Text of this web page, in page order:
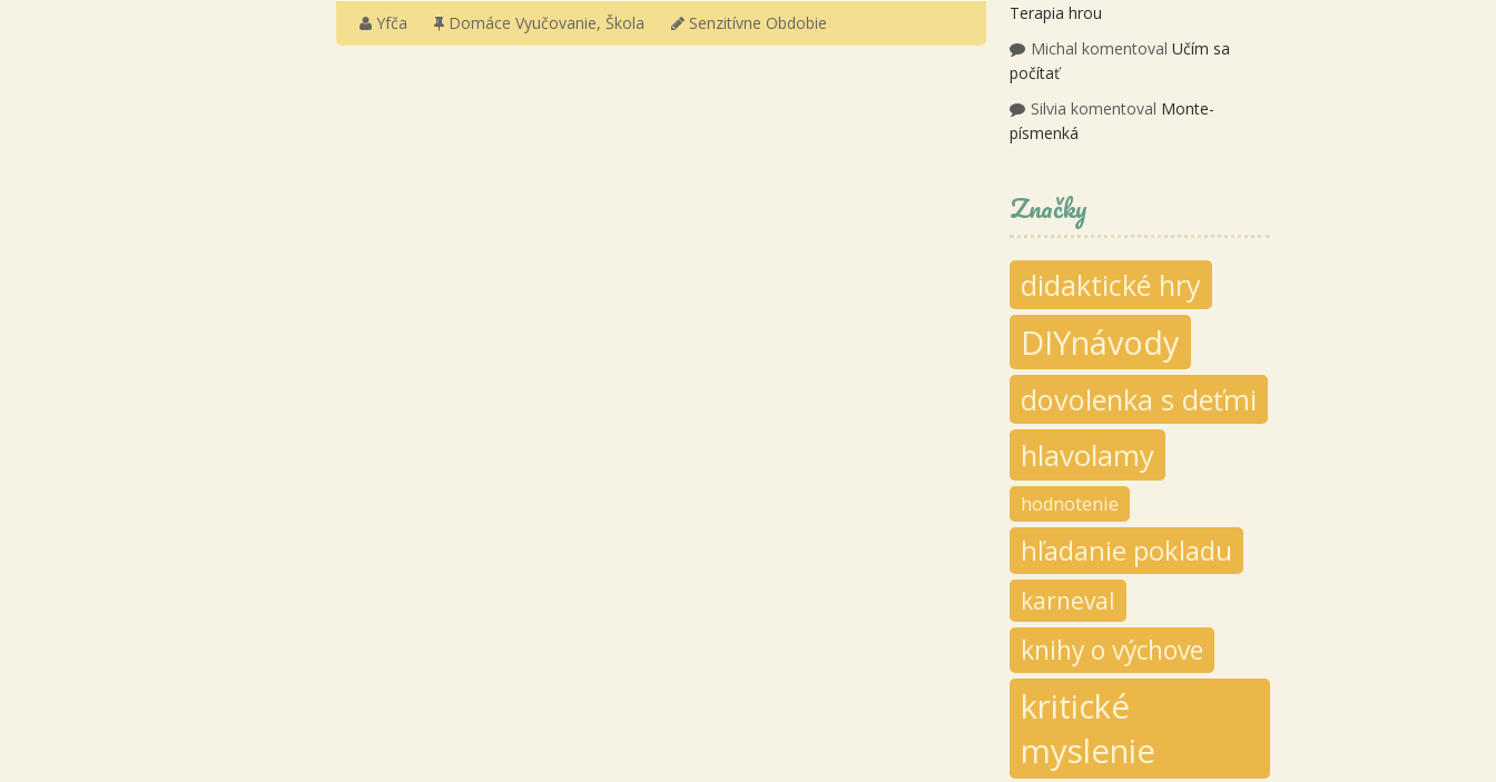
Yfča Domáce Vyučovanie, Škola Senzitívne Obdobie
Terapia hrou
Michal komentovalUčím sa
počítať
Silvia komentoval Monte-
písmenká
Značky
didaktické hry
DIYnávody
dovolenka s deťmi
hlavolamy
hodnotenie
hľadanie pokladu
karneval
knihy o výchove
kritické
myslenie